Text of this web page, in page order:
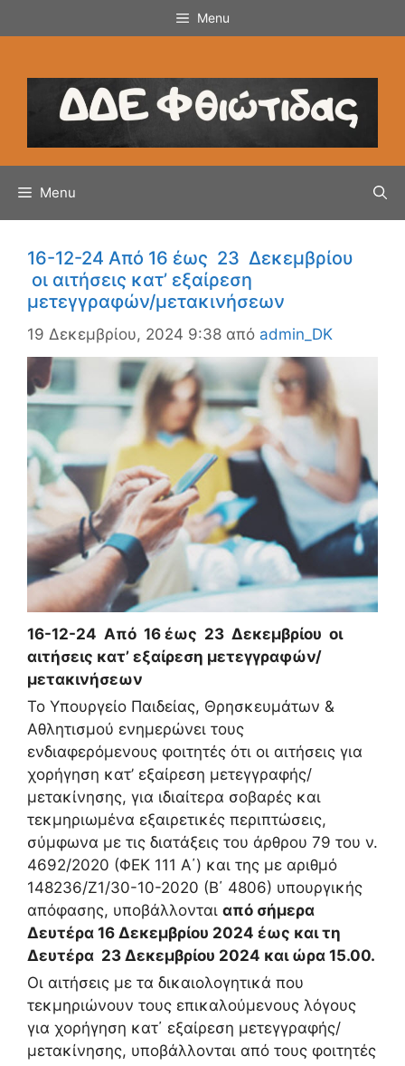
σε
Menu
Menu
16-12-24 Από 16 έως 23 Δεκεμβρίου
οι αιτήσεις κατ’ εξαίρεση
μετεγγραφών/μετακινήσεων
19 Δεκεμβρίου, 2024 9:38 από admin_DK
16-12-24 Από 16 έως 23 Δεκεμβρίου οι
αιτήσεις κατ’ εξαίρεση μετεγγραφών/
μετακινήσεων
Το Υπουργείο Παιδείας, Θρησκευμάτων &
Αθλητισμού ενημερώνει τους
ενδιαφερόμενους φοιτητές ότι οι αιτήσεις για
χορήγηση κατ’ εξαίρεση μετεγγραφής/
μετακίνησης, για ιδιαίτερα σοβαρές και
τεκμηριωμένα εξαιρετικές περιπτώσεις,
σύμφωνα με τις διατάξεις του άρθρου 79 του ν.
4692/2020 (ΦΕΚ 111 Α΄) και της με αριθμό
148236/Ζ1/30-10-2020 (Β΄ 4806) υπουργικής
απόφασης, υποβάλλονται από σήμερα
Δευτέρα 16 Δεκεμβρίου 2024 έως και τη
Δευτέρα 23 Δεκεμβρίου 2024 και ώρα 15.00.
Οι αιτήσεις με τα δικαιολογητικά που
τεκμηριώνουν τους επικαλούμενους λόγους
για χορήγηση κατ΄ εξαίρεση μετεγγραφής/
μετακίνησης, υποβάλλονται από τους φοιτητές